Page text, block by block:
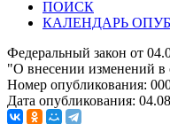
ПОИСК
КАЛЕНДАРЬ
Федеральный закон от
"О внесении изменений в
Номер опубликования:
Дата опубликования: